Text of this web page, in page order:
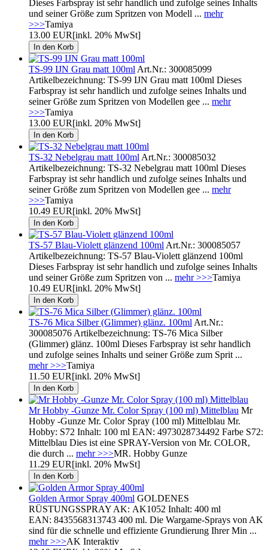
Dieses Farbspray ist sehr handlich und zufolge seines Inhalts
und seiner Größe zum Spritzen von Modell ... mehr
>>>Tamiya
13.00 EUR[inkl. 20% MwSt]
TS-99 IJN Grau matt 100ml Art.Nr.: 300085099
Artikelbezeichnung: TS-99 IJN Grau matt 100ml Dieses
Farbspray ist sehr handlich und zufolge seines Inhalts und
seiner Größe zum Spritzen von Modellen gee ... mehr
>>>Tamiya
13.00 EUR[inkl. 20% MwSt]
TS-32 Nebelgrau matt 100ml Art.Nr.: 300085032
Artikelbezeichnung: TS-32 Nebelgrau matt 100ml Dieses
Farbspray ist sehr handlich und zufolge seines Inhalts und
seiner Größe zum Spritzen von Modellen gee ... mehr
>>>Tamiya
10.49 EUR[inkl. 20% MwSt]
TS-57 Blau-Violett glänzend 100ml Art.Nr.: 300085057
Artikelbezeichnung: TS-57 Blau-Violett glänzend 100ml
Dieses Farbspray ist sehr handlich und zufolge seines Inhalts
und seiner Größe zum Spritzen von ... mehr >>>Tamiya
10.49 EUR[inkl. 20% MwSt]
TS-76 Mica Silber (Glimmer) glänz. 100ml Art.Nr.:
300085076 Artikelbezeichnung: TS-76 Mica Silber
(Glimmer) glänz. 100ml Dieses Farbspray ist sehr handlich
und zufolge seines Inhalts und seiner Größe zum Sprit ...
mehr >>>Tamiya
11.50 EUR[inkl. 20% MwSt]
Mr Hobby -Gunze Mr. Color Spray (100 ml) Mittelblau Mr
Hobby -Gunze Mr. Color Spray (100 ml) Mittelblau Mr.
Hobby: S72 Inhalt: 100 ml EAN: 4973028734492 Farbe S72:
Mittelblau Dies ist eine SPRAY-Version von Mr. COLOR,
die durch ... mehr >>>MR. Hobby Gunze
11.29 EUR[inkl. 20% MwSt]
Golden Armor Spray 400ml GOLDENES
RÜSTUNGSSPRAY AK: AK1052 Inhalt: 400 ml
EAN: 8435568313743 400 ml. Die Wargame-Sprays von AK
sind für die schnelle und effiziente Grundierung Ihrer Min ...
mehr >>>AK Interaktiv